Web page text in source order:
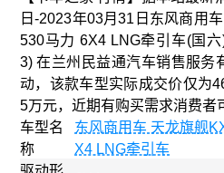
日-2023年03月31日东风商用
530马力 6X4 LNG牵引车(国
3) 在兰州民益通汽车销售服务
动，该款车型实际成交价仅为
5万元，近期有购买需求消费者
车型名
称
东风商用车 天龙旗舰
X4 LNG牵引车